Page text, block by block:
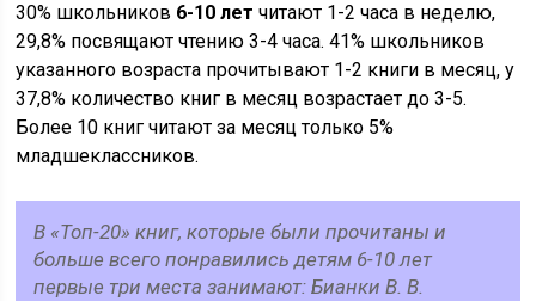
30% школьников 6-10 летчитают 1-2 часа в неделю,
29,8% посвящают чтению 3-4 часа. 41% школьников
указанного возраста прочитывают 1-2 книги в месяц, у
37,8% количество книг в месяц возрастает до 3-5.
Более 10 книг читают за месяц только 5%
младшеклассников.
В «Топ-20» книг, которые были прочитаны и
больше всего понравились детям 6-10 лет
первые три места занимают: Бианки В. В.